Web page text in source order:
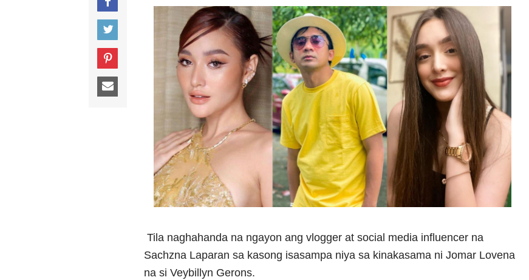
Tila naghahanda na ngayon ang vlogger at social media influencer na
Sachzna Laparan sa kasong isasampa niya sa kinakasama ni Jomar Lovena
na si Veybillyn Gerons.